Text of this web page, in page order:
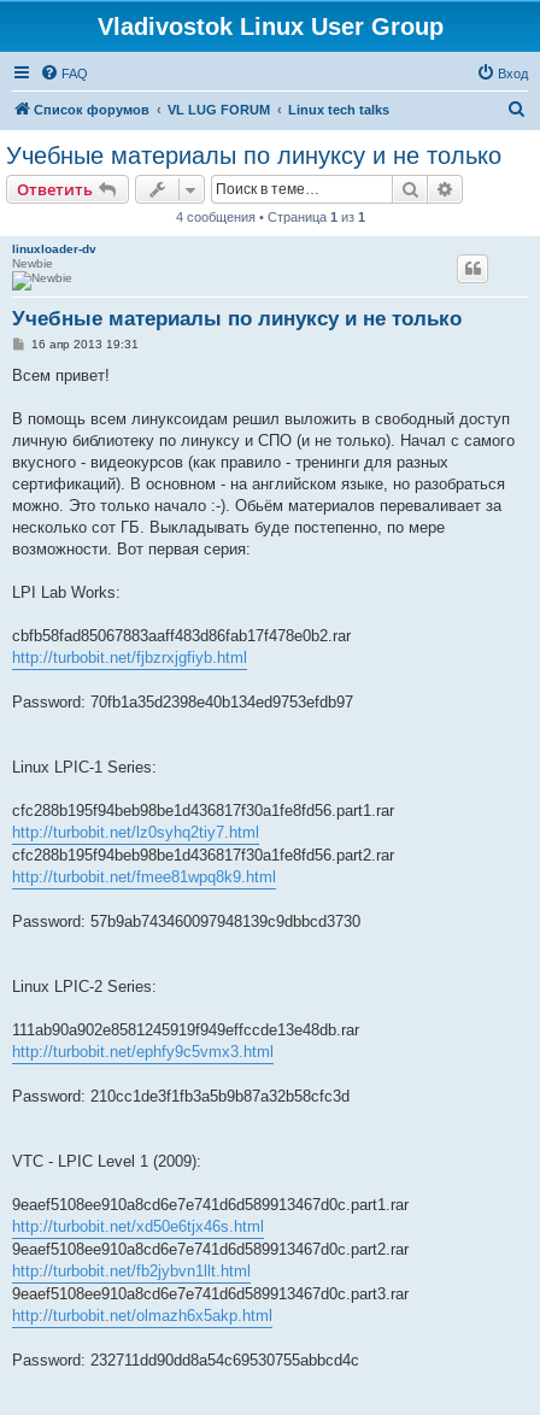
Vladivostok Linux User Group
FAQ Вход
Список форумов VL LUG FORUM Linux tech talks
Учебные материалы по линуксу и не только
Ответить Поиск
4 сообщения • Страница 1 из 1
linuxloader-dv
Newbie
Учебные материалы по линуксу и не только
С
о
е
и
е
16 апр 2013 19:31
Всем привет!
В помощь всем линуксоидам решил выложить в свободный доступ
личную библиотеку по линуксу и СПО (и не только). Начал с самого
вкусного - видеокурсов (как правило - тренинги для разных
сертификаций). В основном - на английском языке, но разобраться
можно. Это только начало :-). Обьём материалов переваливает за
несколько сот ГБ. Выкладывать буде постепенно, по мере
возможности. Вот первая серия:
LPI Lab Works:
cbfb58fad85067883aaff483d86fab17f478e0b2.rar
http://turbobit.net/fjbzrxjgfiyb.html
Password: 70fb1a35d2398e40b134ed9753efdb97
Linux LPIC-1 Series:
cfc288b195f94beb98be1d436817f30a1fe8fd56.part1.rar
http://turbobit.net/lz0syhq2tiy7.html
cfc288b195f94beb98be1d436817f30a1fe8fd56.part2.rar
http://turbobit.net/fmee81wpq8k9.html
Password: 57b9ab743460097948139c9dbbcd3730
Linux LPIC-2 Series:
111ab90a902e8581245919f949effccde13e48db.rar
http://turbobit.net/ephfy9c5vmx3.html
Password: 210cc1de3f1fb3a5b9b87a32b58cfc3d
VTC - LPIC Level 1 (2009):
9eaef5108ee910a8cd6e7e741d6d589913467d0c.part1.rar
http://turbobit.net/xd50e6tjx46s.html
9eaef5108ee910a8cd6e7e741d6d589913467d0c.part2.rar
http://turbobit.net/fb2jybvn1llt.html
9eaef5108ee910a8cd6e7e741d6d589913467d0c.part3.rar
http://turbobit.net/olmazh6x5akp.html
Password: 232711dd90dd8a54c69530755abbcd4c